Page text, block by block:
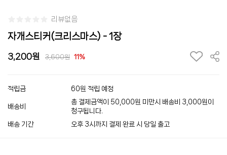
리뷰없음
자개스티커(크리스마스) - 1장
3,200 3,600 11%
적립금 60원 적립 예정
배송비
총 결제금액이 50,000원 미만시 배송비 3,000원이
청구됩니다.
배송 기간
오후 3시까지 결제 완료 시 당일 출고